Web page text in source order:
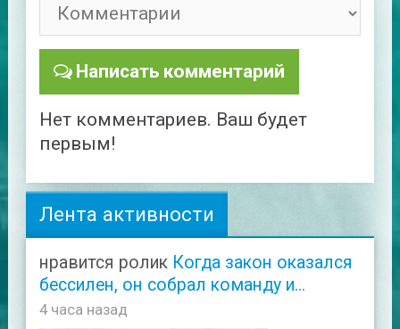
Написать комментарий
Нет комментариев. Ваш будет
первым!
Лента активности
нравится ролик Когда закон оказался
бессилен, он собрал команду и...
4 часа назад